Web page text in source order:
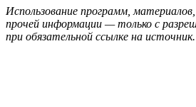
Использование программ,
прочей информации — только с
при обязательной ссылке на источник.